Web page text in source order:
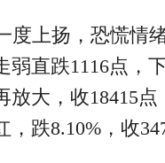
度上扬，恐慌情
弱直跌1116点，
放大，收18415
，跌8.10%，收